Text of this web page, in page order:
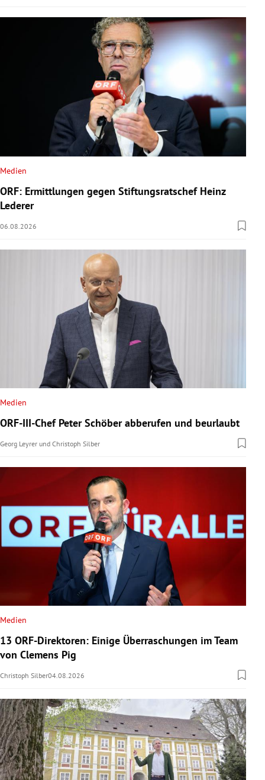
Medien
ORF: Ermittlungen gegen Stiftungsratschef Heinz
Lederer
06.08.2026
Medien
ORF-III-Chef Peter Schöber abberufen und beurlaubt
Georg Leyrer und Christoph Silber
Medien
13 ORF-Direktoren: Einige Überraschungen im Team
von Clemens Pig
Christoph Silber04.08.2026